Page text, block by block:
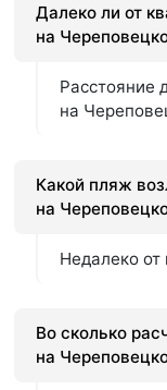
Далеко ли от
на
Расстояние
на
Какой пляж
на
Недалеко
Во сколько
на